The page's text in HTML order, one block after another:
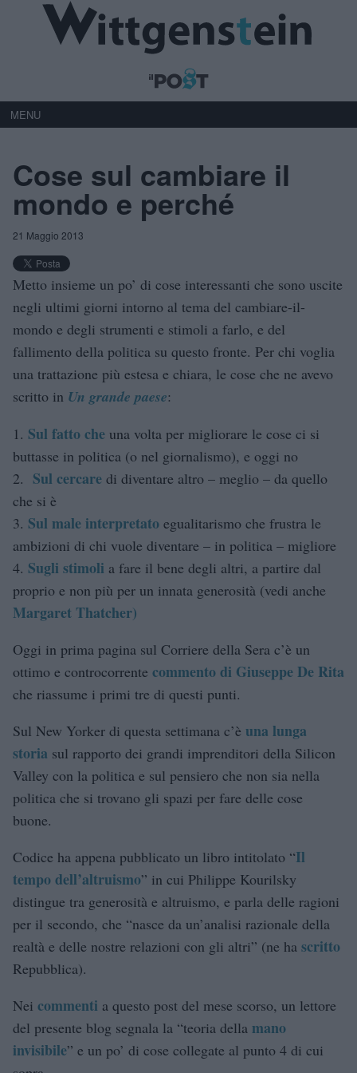
MENU
Cose sul cambiare il
mondo e perché
21 Maggio 2013
Metto insieme un po’ di cose interessanti che sono uscite
negli ultimi giorni intorno al tema del cambiare-il-
mondo e degli strumenti e stimoli a farlo, e del
fallimento della politica su questo fronte. Per chi voglia
una trattazione più estesa e chiara, le cose che ne avevo
scritto in Un grande paese:
1. Sul fatto che una volta per migliorare le cose ci si
buttasse in politica (o nel giornalismo), e oggi no
2. Sul cercare di diventare altro – meglio – da quello
che si è
3. Sul male interpretato egualitarismo che frustra le
ambizioni di chi vuole diventare – in politica – migliore
4. Sugli stimoli a fare il bene degli altri, a partire dal
proprio e non più per un innata generosità (vedi anche
Margaret Thatcher)
Oggi in prima pagina sul Corriere della Sera c’è un
ottimo e controcorrente commento di Giuseppe De Rita
che riassume i primi tre di questi punti.
Sul New Yorker di questa settimana c’è una lunga
storia sul rapporto dei grandi imprenditori della Silicon
Valley con la politica e sul pensiero che non sia nella
politica che si trovano gli spazi per fare delle cose
buone.
Codice ha appena pubblicato un libro intitolato “Il
tempo dell’altruismo” in cui Philippe Kourilsky
distingue tra generosità e altruismo, e parla delle ragioni
per il secondo, che “nasce da un’analisi razionale della
realtà e delle nostre relazioni con gli altri” (ne ha scritto
Repubblica).
Nei commenti a questo post del mese scorso, un lettore
del presente blog segnala la “teoria della mano
invisibile” e un po’ di cose collegate al punto 4 di cui